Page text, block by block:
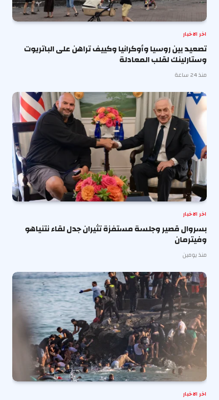
اخر الاخبار
تصعيد بين روسيا وأوكرانيا وكييف تراهن على الباتريوت
وستارلينك لقلب المعادلة
منذ 24 ساعة
اخر الاخبار
بسروال قصير وجلسة مستفزة تثيران جدل لقاء نتنياهو
وفيترمان
منذ يومين
اخر الاخبار